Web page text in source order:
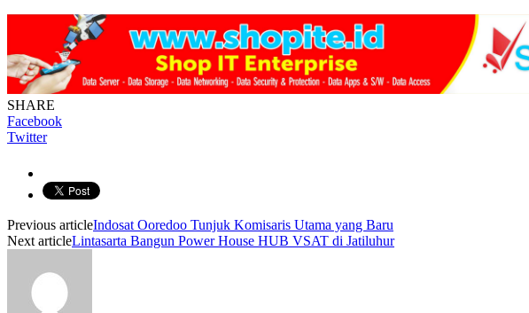
SHARE
Facebook
Twitter
Previous articleIndosat Ooredoo Tunjuk Komisaris Utama yang Baru
Next articleLintasarta Bangun Power House HUB VSAT di Jatiluhur